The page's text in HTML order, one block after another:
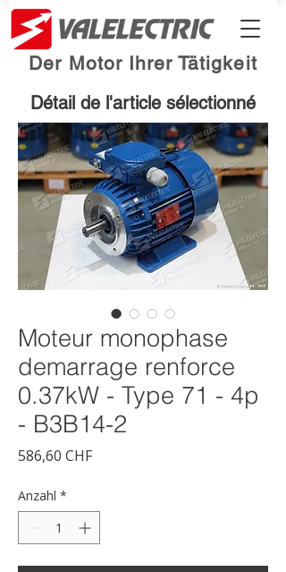
Der Motor Ihrer Tätigkeit
Détail de l'article sélectionné
Moteur monophase
demarrage renforce
0.37kW - Type 71 - 4p
- B3B14-2
586,60 CHFPreis
Anzahl *